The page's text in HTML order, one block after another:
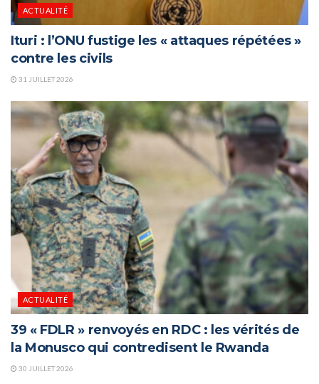
ACTUALITÉ
Ituri : l’ONU fustige les « attaques répétées »
contre les civils
31 JUILLET 2026
ACTUALITÉ
39 « FDLR » renvoyés en RDC : les vérités de
la Monusco qui contredisent le Rwanda
30 JUILLET 2026